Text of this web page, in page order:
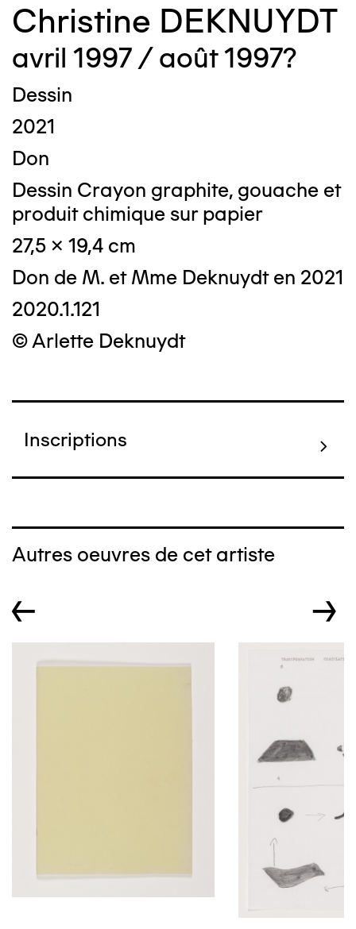
Christine DEKNUYDT
avril 1997 / août 1997?
Dessin
2021
Don
Dessin Crayon graphite, gouache et
produit chimique sur papier
27,5 x 19,4 cm
Don de M. et Mme Deknuydt en 2021
2020.1.121
© Arlette Deknuydt
Inscriptions
Autres oeuvres de cet artiste
← →